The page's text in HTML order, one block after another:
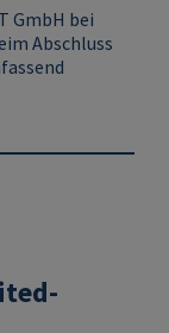
GmbH bei
Abschluss